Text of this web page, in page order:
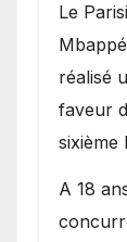
Le
réalisé
faveur
sixième
A 18